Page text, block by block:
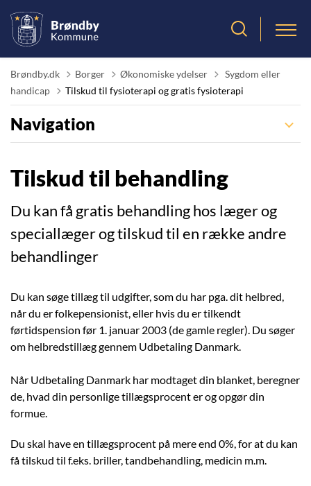
Brøndby.dk Borger Økonomiske ydelser Tilbage til
Sygdom eller
handicap
Tilskud til fysioterapi og gratis fysioterapi
Navigation
Tilskud til behandling
Du kan få gratis behandling hos læger og
speciallæger og tilskud til en række andre
behandlinger
Du kan søge tillæg til udgifter, som du har pga. dit helbred,
når du er folkepensionist, eller hvis du er tilkendt
førtidspension før 1. januar 2003 (de gamle regler). Du søger
om helbredstillæg gennem Udbetaling Danmark.
Når Udbetaling Danmark har modtaget din blanket, beregner
de, hvad din personlige tillægsprocent er og opgør din
formue.
Du skal have en tillægsprocent på mere end 0%, for at du kan
få tilskud til f.eks. briller, tandbehandling, medicin m.m.